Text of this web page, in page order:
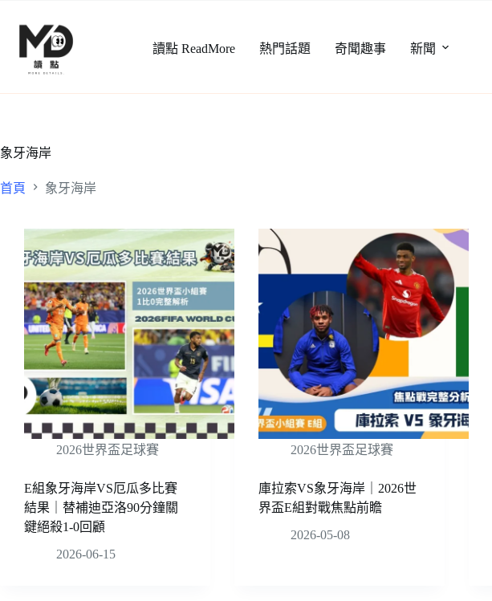
讀點 ReadMore 熱門話題 奇聞趣事 新聞
象牙海岸
首頁 象牙海岸
2026世界盃足球賽
E組象牙海岸VS厄瓜多比賽
結果｜替補迪亞洛90分鐘關
鍵絕殺1-0回顧
2026-06-15
2026世界盃足球賽
庫拉索VS象牙海岸｜2026世
界盃E組對戰焦點前瞻
2026-05-08